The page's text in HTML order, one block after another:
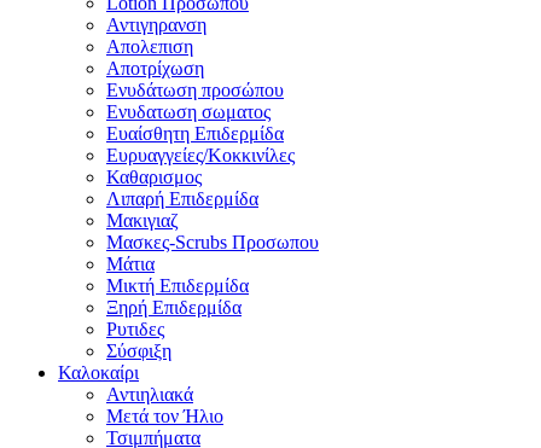
Αντιγηρανση
Απολεπιση
Αποτρίχωση
Ενυδάτωση προσώπου
Ενυδατωση σωματος
Ευαίσθητη Επιδερμίδα
Ευρυαγγείες/Κοκκινίλες
Καθαρισμος
Λιπαρή Επιδερμίδα
Μακιγιαζ
Μασκες-Scrubs Προσωπου
Μάτια
Μικτή Επιδερμίδα
Ξηρή Επιδερμίδα
Ρυτιδες
Σύσφιξη
Καλοκαίρι
Αντιηλιακά
Μετά τον Ήλιο
Τσιμπήματα